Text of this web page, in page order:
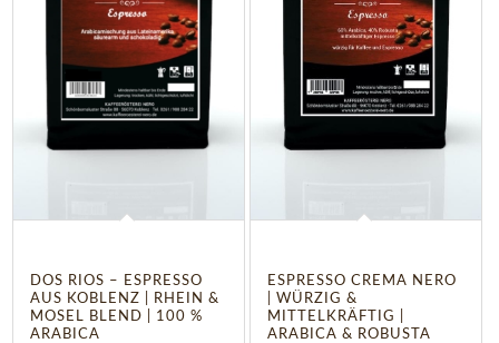
DOS RIOS – ESPRESSO
AUS KOBLENZ | RHEIN &
MOSEL BLEND | 100 %
ARABICA
ESPRESSO CREMA NERO
| WÜRZIG &
MITTELKRÄFTIG |
ARABICA & ROBUSTA